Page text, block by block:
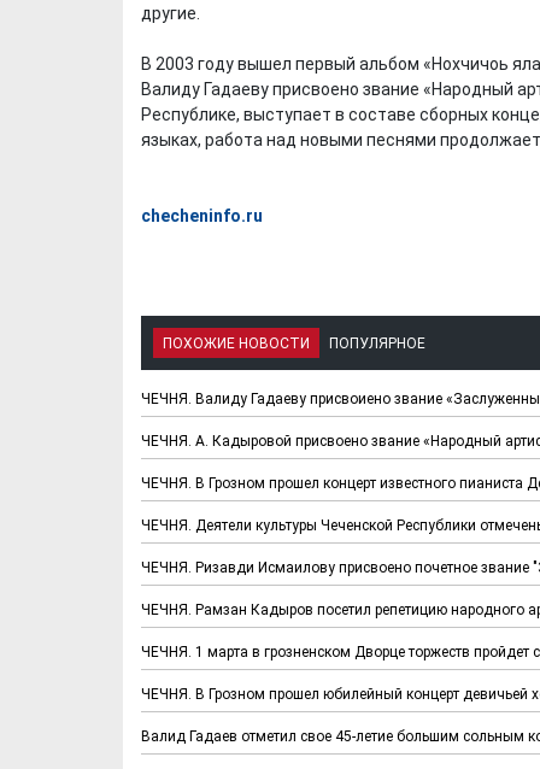
другие.
В 2003 году вышел первый альбом «Нохчичоь
Валиду Гадаеву присвоено звание «Народный
Республике, выступает в составе сборных
языках, работа над новыми песнями
checheninfo.ru
ПОХОЖИЕ НОВОСТИ ПОПУЛЯРНОЕ
ЧЕЧНЯ. Валиду Гадаеву присвоиено звание
ЧЕЧНЯ. А. Кадыровой присвоено звание «Народный
ЧЕЧНЯ. В Грозном прошел концерт известного пианиста
ЧЕЧНЯ. Деятели культуры Чеченской Республики
ЧЕЧНЯ. Ризавди Исмаилову присвоено почетное звание
ЧЕЧНЯ. Рамзан Кадыров посетил репетицию народного
ЧЕЧНЯ. 1 марта в грозненском Дворце торжеств
ЧЕЧНЯ. В Грозном прошел юбилейный концерт девичьей
Валид Гадаев отметил свое 45-летие большим сольным
Х. Гапураев. Капкан
для Зелимхана (Отр.
из романа «1овда»)
ЧЕЧНЯ. А.